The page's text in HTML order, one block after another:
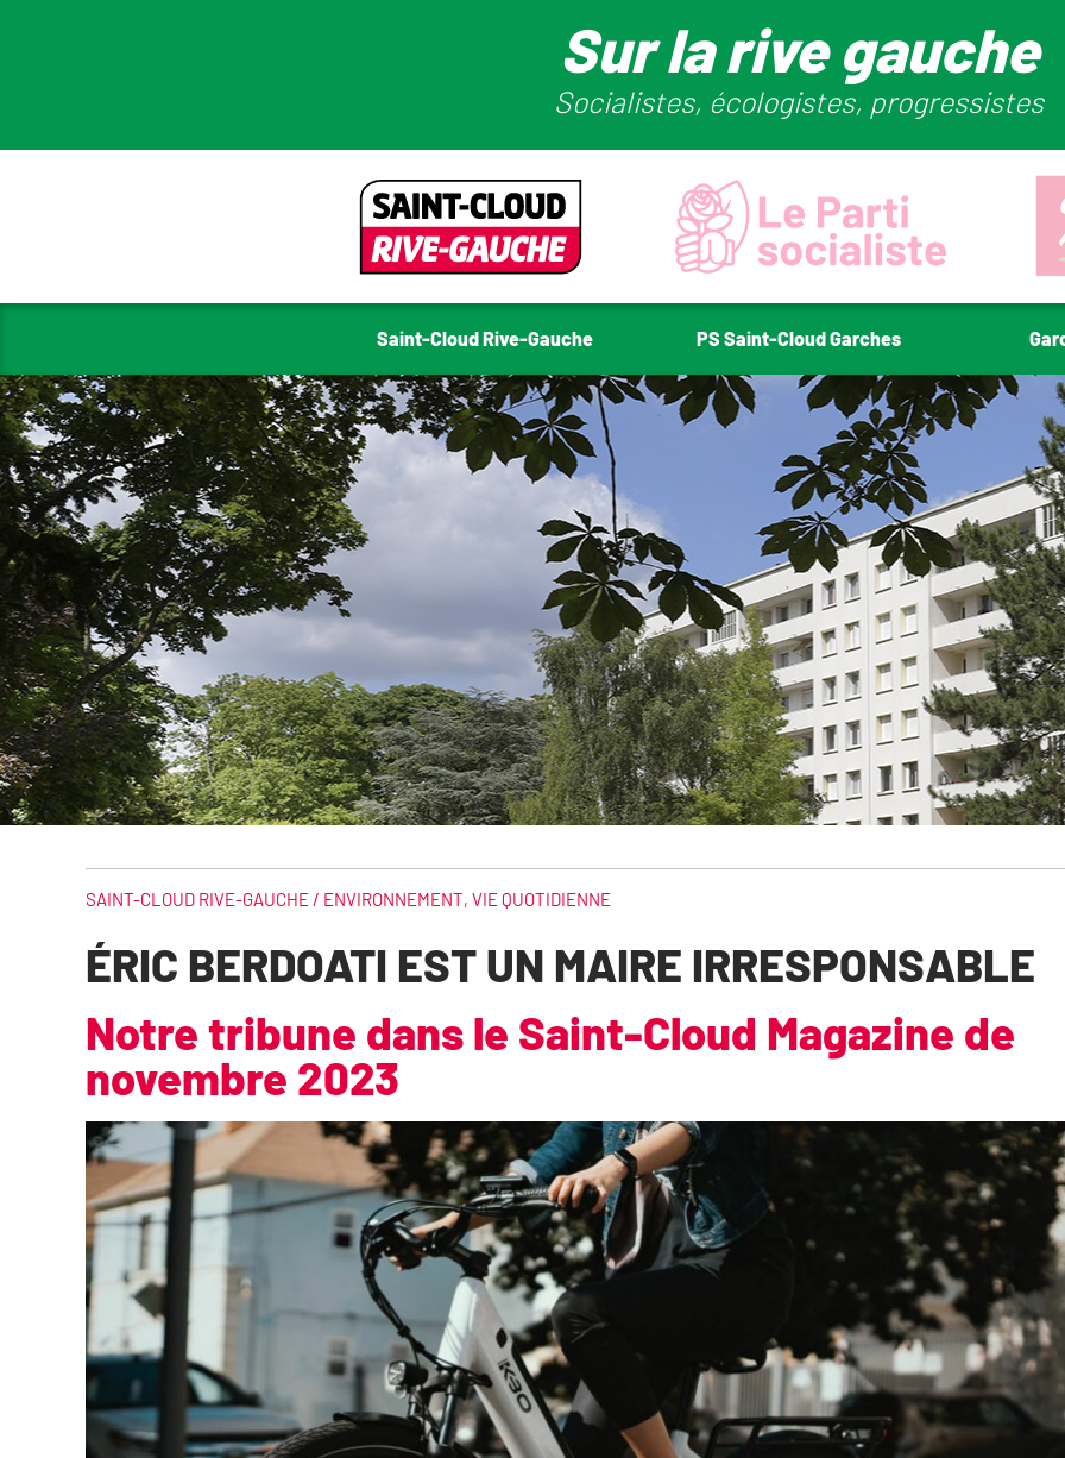
Sur la rive gauche
Socialistes, écologistes, progressistes
Saint-Cloud Rive-Gauche PS Saint-Cloud Garches
SAINT-CLOUD RIVE-GAUCHE / ENVIRONNEMENT, VIE QUOTIDIENNE
ÉRIC BERDOATI EST UN MAIRE IRRESPONSABLE
Notre tribune dans le Saint-Cloud Magazine de
novembre 2023